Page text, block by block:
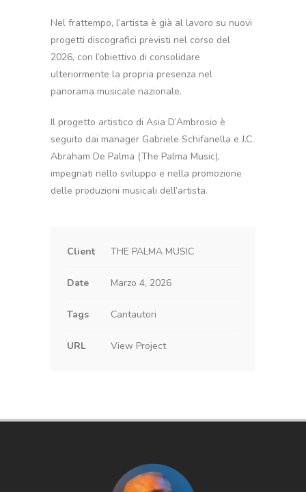
Nel frattempo, l’artista è già al lavoro su nuovi
progetti discografici previsti nel corso del
2026, con l’obiettivo di consolidare
ulteriormente la propria presenza nel
panorama musicale nazionale.
Il progetto artistico di Asia D’Ambrosio è
seguito dai manager Gabriele Schifanella e J.C.
Abraham De Palma (The Palma Music),
impegnati nello sviluppo e nella promozione
delle produzioni musicali dell’artista.
Client THE PALMA MUSIC
Date Marzo 4, 2026
Tags Cantautori
URL View Project